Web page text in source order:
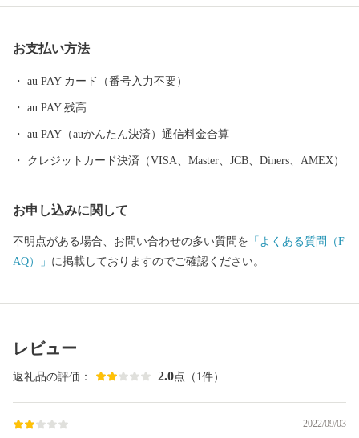
お支払い方法
au PAY カード（番号入力不要）
au PAY 残高
au PAY（auかんたん決済）通信料金合算
クレジットカード決済（VISA、Master、JCB、Diners、AMEX）
お申し込みに関して
不明点がある場合、お問い合わせの多い質問を 「よくある質問（F
AQ）」 に掲載しておりますのでご確認ください。
レビュー
返礼品の評価： 2.0点（1件）
2022/09/03